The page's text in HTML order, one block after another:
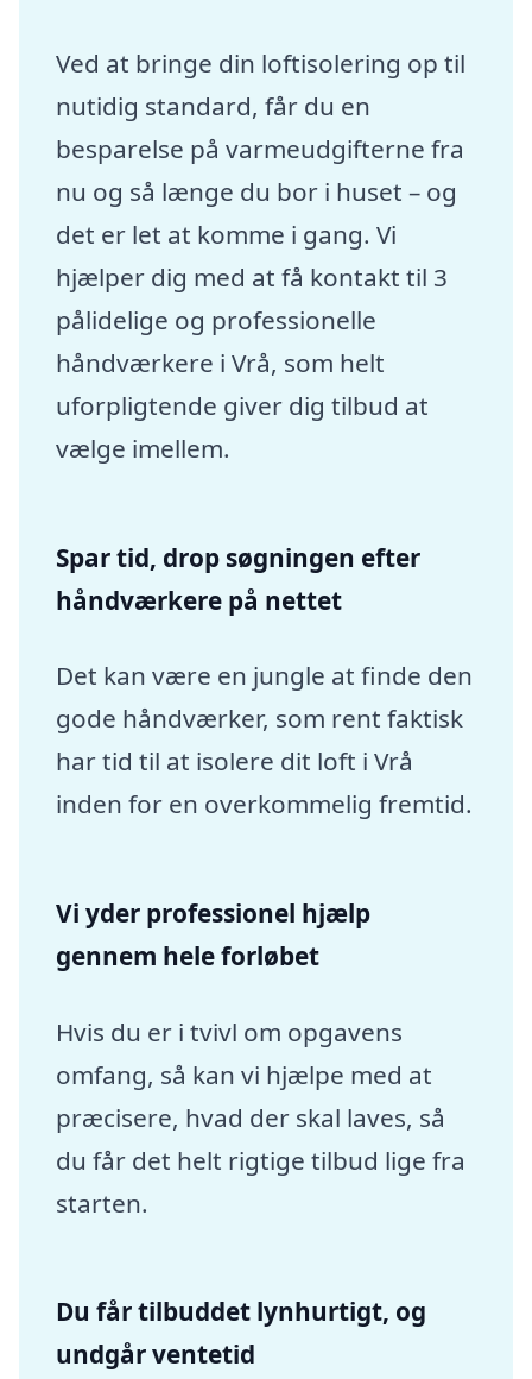
Ved at bringe din loftisolering op til
nutidig standard, får du en
besparelse på varmeudgifterne fra
nu og så længe du bor i huset – og
det er let at komme i gang. Vi
hjælper dig med at få kontakt til 3
pålidelige og professionelle
håndværkere i Vrå, som helt
uforpligtende giver dig tilbud at
vælge imellem.
Spar tid, drop søgningen efter
håndværkere på nettet
Det kan være en jungle at finde den
gode håndværker, som rent faktisk
har tid til at isolere dit loft i Vrå
inden for en overkommelig fremtid.
Vi yder professionel hjælp
gennem hele forløbet
Hvis du er i tvivl om opgavens
omfang, så kan vi hjælpe med at
præcisere, hvad der skal laves, så
du får det helt rigtige tilbud lige fra
starten.
Du får tilbuddet lynhurtigt, og
undgår ventetid